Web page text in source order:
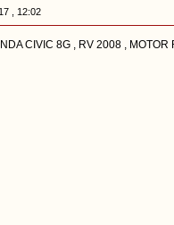
, 12:02
CIVIC 8G , RV 2008 , MOTOR